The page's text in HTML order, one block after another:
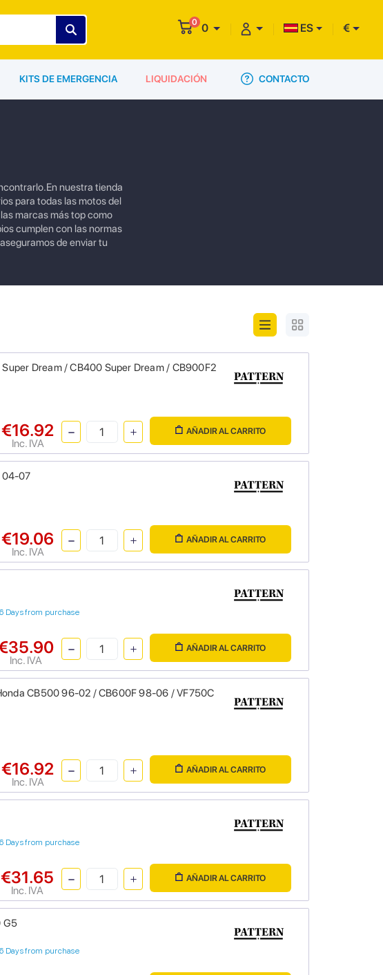
0 0 ES €
KITS DE EMERGENCIA LIQUIDACIÓN CONTACTO
nuestra tienda
para todas las motos del
marcas más top como
cumplen con las normas
de enviar tu
Dream / CB400 Super Dream / CB900F2
€16.92
Inc. IVA
AÑADIR AL CARRITO
04-07
€19.06
Inc. IVA
AÑADIR AL CARRITO
Days from purchase
Inc. IVA
AÑADIR AL CARRITO
CB500 96-02 / CB600F 98-06 / VF750C
€16.92
Inc. IVA
AÑADIR AL CARRITO
Days from purchase
€31.65
Inc. IVA
AÑADIR AL CARRITO
G5
Days from purchase